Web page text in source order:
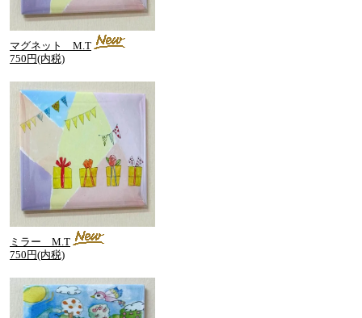
マグネット M.T
750円(内税)
ミラー M.T
750円(内税)